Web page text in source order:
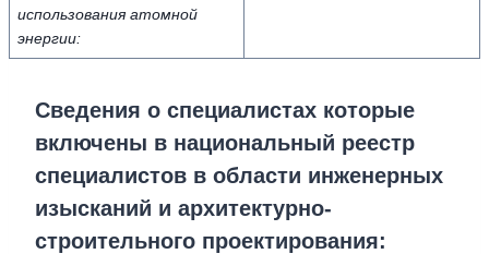
использования атомной
энергии:
Сведения о специалистах которые
включены в национальный реестр
специалистов в области инженерных
изысканий и архитектурно-
строительного проектирования: